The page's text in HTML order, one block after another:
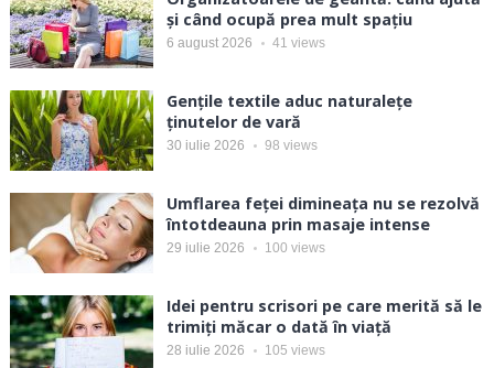
și când ocupă prea mult spațiu
6 august 2026 41 views
Gențile textile aduc naturalețe
ținutelor de vară
30 iulie 2026 98 views
Umflarea feței dimineața nu se rezolvă
întotdeauna prin masaje intense
29 iulie 2026 100 views
Idei pentru scrisori pe care merită să le
trimiți măcar o dată în viață
28 iulie 2026 105 views